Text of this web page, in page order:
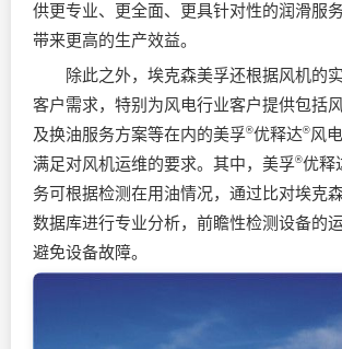
供更专业、更全面、更具针对性的润滑服
带来更高的生产效益。
除此之外，埃克森美孚还根据风机的
客户需求，特别为风电行业客户提供包括
及换油服务方案等在内的美孚®优释达®风
满足对风机运维的要求。其中，美孚®优释
务可根据检测在用油情况，通过比对埃克
数据库进行专业分析，前瞻性检测设备的
避免设备故障。